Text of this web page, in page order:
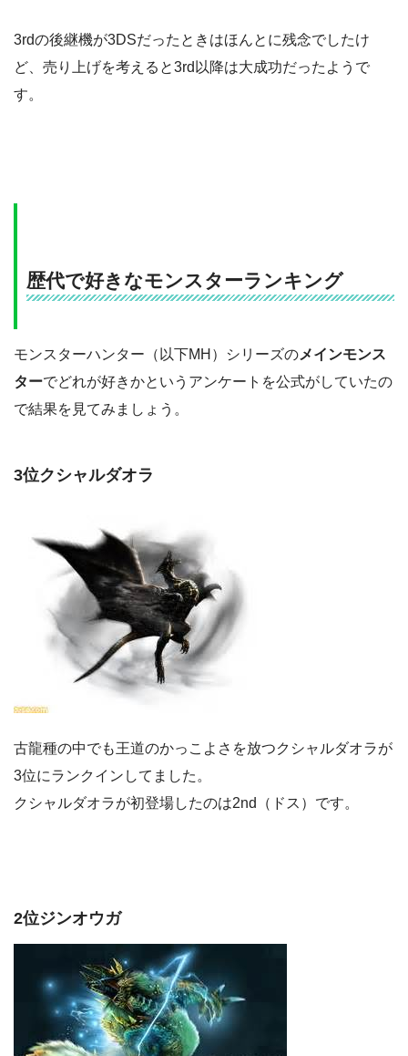
3rdの後継機が3DSだったときはほんとに残念でしたけ
ど、売り上げを考えると3rd以降は大成功だったようで
す。
歴代で好きなモンスターランキング
モンスターハンター（以下MH）シリーズのメインモンス
ターでどれが好きかというアンケートを公式がしていたの
で結果を見てみましょう。
3位クシャルダオラ
古龍種の中でも王道のかっこよさを放つクシャルダオラが
3位にランクインしてました。
クシャルダオラが初登場したのは2nd（ドス）です。
2位ジンオウガ